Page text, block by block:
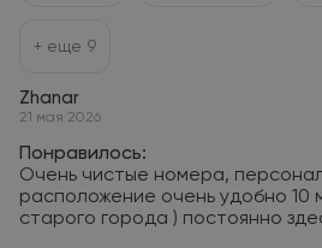
+ еще 9
Zhanar
21 мая 2026
Понравилось:
Очень чистые номера,
расположение очень удобно 10
старого города ) постоянно